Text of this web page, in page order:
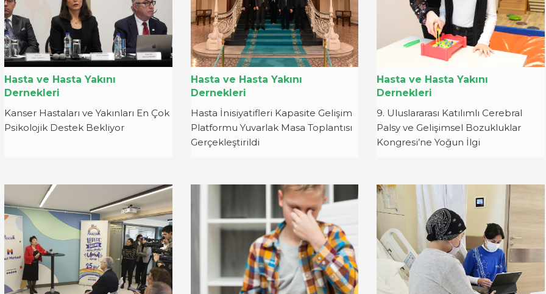
Hasta ve Hasta Yakını
Dernekleri
Kanser Hastaları ve Yakınları En Çok
Psikolojik Destek Bekliyor
Hasta ve Hasta Yakını
Dernekleri
Hasta İnisiyatifleri Kapasite Gelişim
Platformu Yuvarlak Masa Toplantısı
Gerçekleştirildi
Hasta ve Hasta Yakını
Dernekleri
9. Uluslararası Katılımlı Cerebral
Palsy ve Gelişimsel Bozukluklar
Kongresi’ne Yoğun İlgi